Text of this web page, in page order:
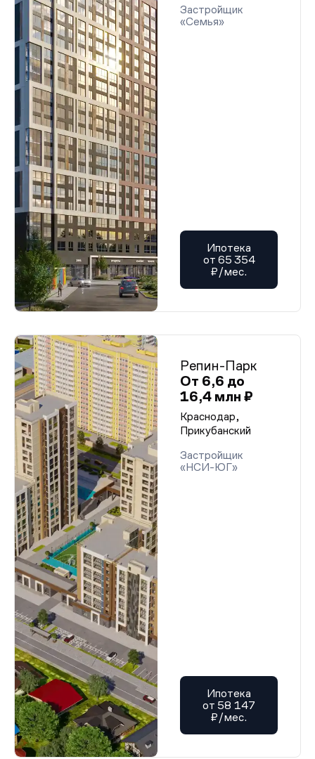
Застройщик
«Семья»
Ипотека
от 65 354
₽/мес.
Репин-Парк
От 6,6 до
16,4 млн ₽
Краснодар,
Прикубанский
Застройщик
«НСИ-ЮГ»
Ипотека
от 58 147
₽/мес.